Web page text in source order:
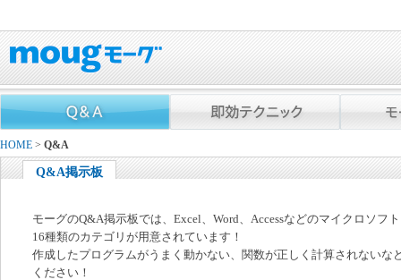
HOME > Q&A
Q&A掲示板
モーグのQ&A掲示板では、Excel、Word、Accessなどのマイクロソフ
16種類のカテゴリが用意されています！
作成したプログラムがうまく動かない、関数が正しく計算されないな
ください！